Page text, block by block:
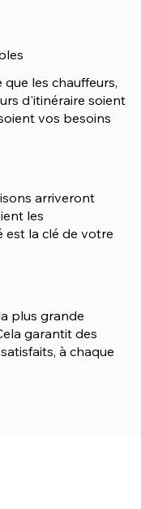
les chauffeurs,
d'itinéraire soient
vos besoins
arriveront
les
est la clé de votre
plus grande
garantit des
à chaque